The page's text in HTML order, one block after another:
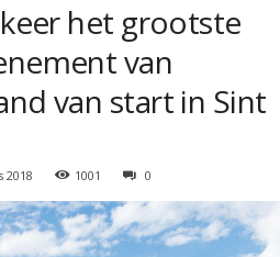
het grootste
van
van start in Sint
2018 1001 0